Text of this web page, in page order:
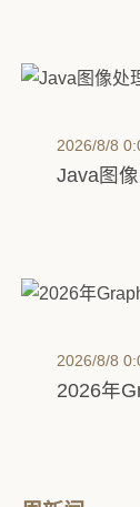
2026/8/8
Java图
2026/8/8
2026年